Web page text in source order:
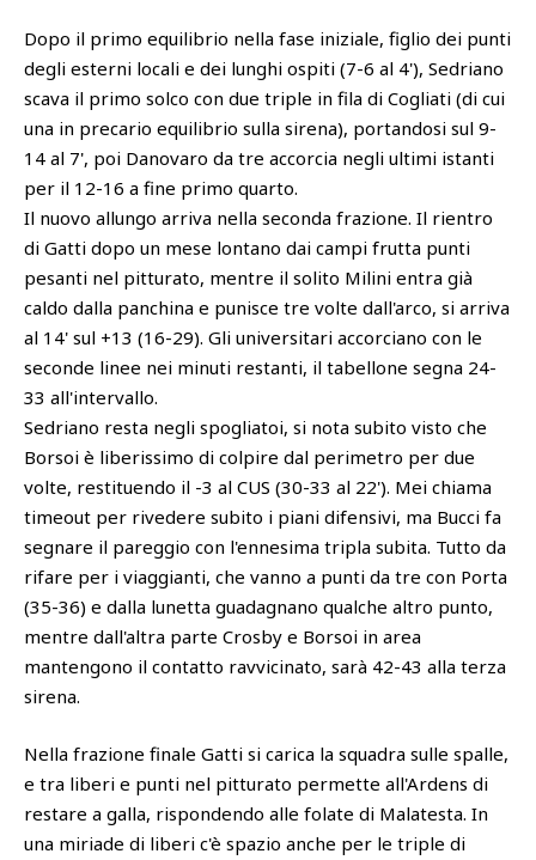
Dopo il primo equilibrio nella fase iniziale, figlio dei punti
degli esterni locali e dei lunghi ospiti (7-6 al 4'), Sedriano
scava il primo solco con due triple in fila di Cogliati (di cui
una in precario equilibrio sulla sirena), portandosi sul 9-
14 al 7', poi Danovaro da tre accorcia negli ultimi istanti
per il 12-16 a fine primo quarto.
Il nuovo allungo arriva nella seconda frazione. Il rientro
di Gatti dopo un mese lontano dai campi frutta punti
pesanti nel pitturato, mentre il solito Milini entra già
caldo dalla panchina e punisce tre volte dall'arco, si arriva
al 14' sul +13 (16-29). Gli universitari accorciano con le
seconde linee nei minuti restanti, il tabellone segna 24-
33 all'intervallo.
Sedriano resta negli spogliatoi, si nota subito visto che
Borsoi è liberissimo di colpire dal perimetro per due
volte, restituendo il -3 al CUS (30-33 al 22'). Mei chiama
timeout per rivedere subito i piani difensivi, ma Bucci fa
segnare il pareggio con l'ennesima tripla subita. Tutto da
rifare per i viaggianti, che vanno a punti da tre con Porta
(35-36) e dalla lunetta guadagnano qualche altro punto,
mentre dall'altra parte Crosby e Borsoi in area
mantengono il contatto ravvicinato, sarà 42-43 alla terza
sirena.
Nella frazione finale Gatti si carica la squadra sulle spalle,
e tra liberi e punti nel pitturato permette all'Ardens di
restare a galla, rispondendo alle folate di Malatesta. In
una miriade di liberi c'è spazio anche per le triple di